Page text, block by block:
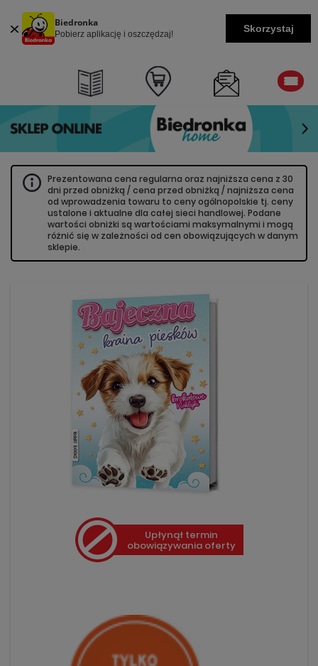
Biedronka
Pobierz aplikację i oszczędzaj! Skorzystaj
Prezentowana cena regularna oraz najniższa cena z 30
dni przed obniżką / cena przed obniżką / najniższa cena
od wprowadzenia towaru to ceny ogólnopolskie tj. ceny
ustalone i aktualne dla całej sieci handlowej. Podane
wartości obniżki są wartościami maksymalnymi i mogą
różnić się w zależności od cen obowiązujących w danym
sklepie.
Upłynął termin
obowiązywania oferty